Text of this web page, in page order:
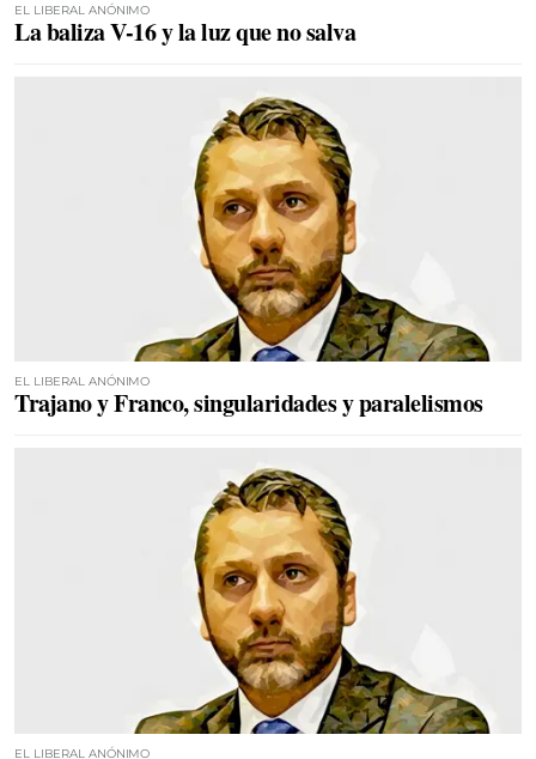
EL LIBERAL ANÓNIMO
La baliza V-16 y la luz que no salva
EL LIBERAL ANÓNIMO
Trajano y Franco, singularidades y paralelismos
EL LIBERAL ANÓNIMO